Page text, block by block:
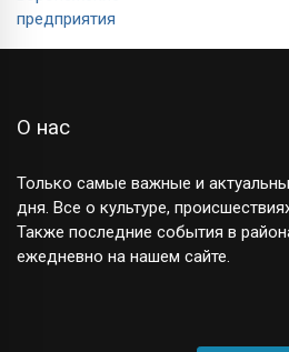
О нас
Только самые важные и
дня. Все о культуре,
Также последние события в
ежедневно на нашем сайте.